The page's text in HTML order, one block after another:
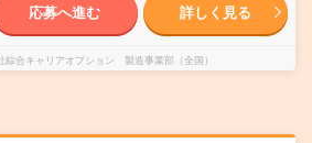
応募へ進む 詳しく見る
綜合キャリアオプション 製造事業部（全国）